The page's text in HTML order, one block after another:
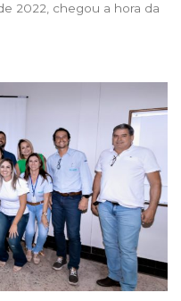
2022, chegou a hora da